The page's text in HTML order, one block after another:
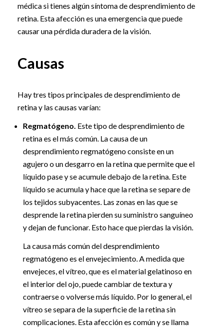
médica si tienes algún síntoma de desprendimiento de
retina. Esta afección es una emergencia que puede
causar una pérdida duradera de la visión.
Causas
Hay tres tipos principales de desprendimiento de
retina y las causas varían:
Regmatógeno. Este tipo de desprendimiento de
retina es el más común. La causa de un
desprendimiento regmatógeno consiste en un
agujero o un desgarro en la retina que permite que el
líquido pase y se acumule debajo de la retina. Este
líquido se acumula y hace que la retina se separe de
los tejidos subyacentes. Las zonas en las que se
desprende la retina pierden su suministro sanguíneo
y dejan de funcionar. Esto hace que pierdas la visión.
La causa más común del desprendimiento
regmatógeno es el envejecimiento. A medida que
envejeces, el vítreo, que es el material gelatinoso en
el interior del ojo, puede cambiar de textura y
contraerse o volverse más líquido. Por lo general, el
vítreo se separa de la superficie de la retina sin
complicaciones. Esta afección es común y se llama